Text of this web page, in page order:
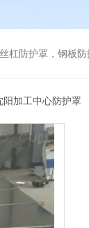
杠防护罩，钢板
阳加工中心防护罩